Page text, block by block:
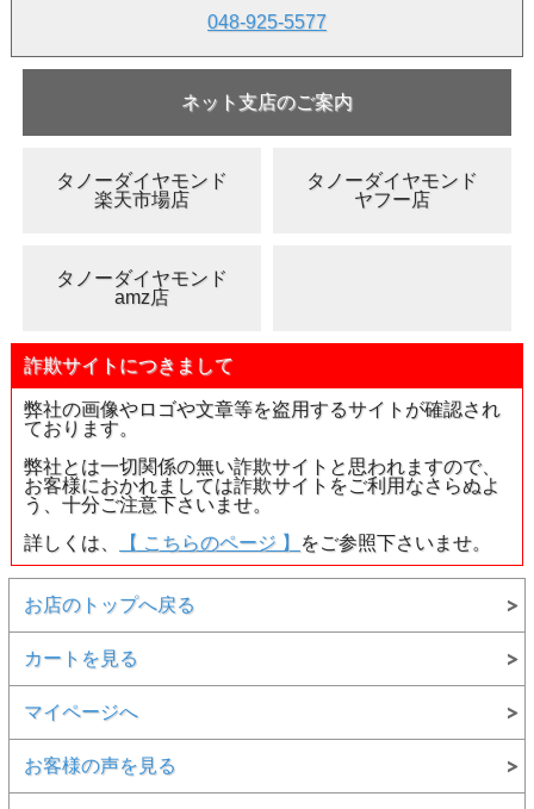
が、ご注文のタイミングによりましては、実際には品切れ
あらかじめご了承下さいませ。
048-925-5577
ネット支店のご案内
タノーダイヤモンド
楽天市場店
タノーダイヤモンド
ヤフー店
タノーダイヤモンド
amz店
詐欺サイトにつきまして
弊社の画像やロゴや文章等を盗用するサイトが確認され
ております。
弊社とは一切関係の無い詐欺サイトと思われますので、
お客様におかれましては詐欺サイトをご利用なさらぬよ
う、十分ご注意下さいませ。
詳しくは、
【 こちらのページ 】 をご参照下さいませ。
お店のトップへ戻る
カートを見る
マイページへ
お客様の声を見る